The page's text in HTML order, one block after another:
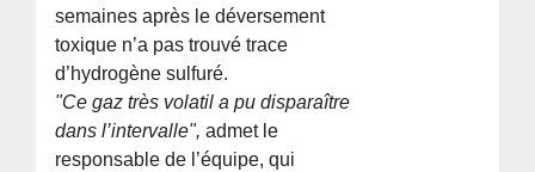
semaines après le déversement
toxique n’a pas trouvé trace
d’hydrogène sulfuré.
"Ce gaz très volatil a pu disparaître
dans l’intervalle", admet le
responsable de l’équipe, qui